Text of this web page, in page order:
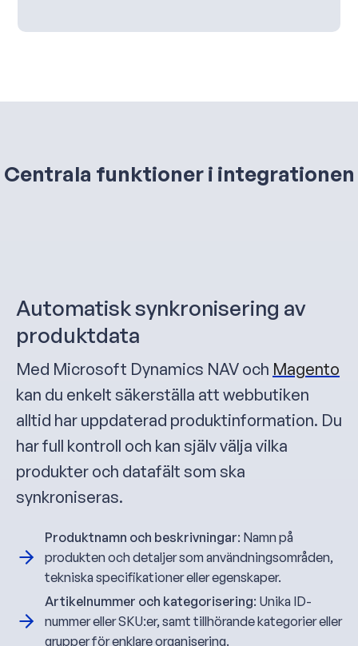
Centrala funktioner i integrationen
Automatisk synkronisering av
produktdata
Med Microsoft Dynamics NAV och Magento
kan du enkelt säkerställa att webbutiken
alltid har uppdaterad produktinformation. Du
har full kontroll och kan själv välja vilka
produkter och datafält som ska
synkroniseras.
Produktnamn och beskrivningar: Namn på
produkten och detaljer som användningsområden,
tekniska specifikationer eller egenskaper.
Artikelnummer och kategorisering: Unika ID-
nummer eller SKU:er, samt tillhörande kategorier eller
grupper för enklare organisering.